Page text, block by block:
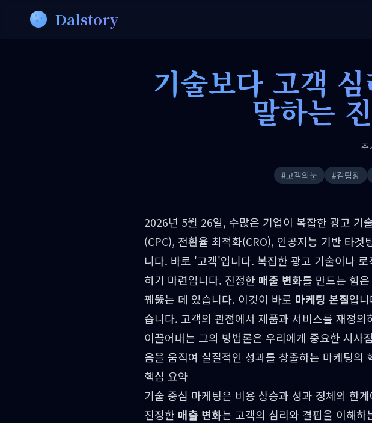
Dalstory
기술보다 고객
말하는
추
#고객의눈 #김팀장
2026년 5월 26일, 수많은 기업이 복잡한 광고 기
(CPC), 전환율 최적화(CRO), 인공지능 기반 타
니다. 바로 '고객'입니다. 복잡한 광고 기술이나
히기 마련입니다. 진정한 매출 변화를 만드는 힘
꿰뚫는 데 있습니다. 이것이 바로 마케팅 본질입
습니다. 고객의 관점에서 제품과 서비스를 재정의
이끌어내는 그의 방법론은 우리에게 중요한 시
음을 움직여 실질적인 성과를 창출하는 마케팅의
핵심 요약
기술 중심 마케팅은 비용 상승과 성과 정체의 한
진정한 매출 변화는 고객의 심리와 결핍을 이해하